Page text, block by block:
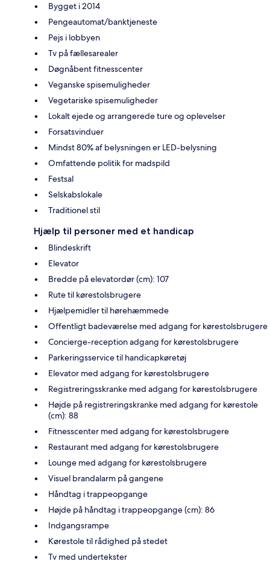
Bygget i 2014
Pengeautomat/banktjeneste
Pejs i lobbyen
Tv på fællesarealer
Døgnåbent fitnesscenter
Veganske spisemuligheder
Vegetariske spisemuligheder
Lokalt ejede og arrangerede ture og oplevelser
Forsatsvinduer
Mindst 80% af belysningen er LED-belysning
Omfattende politik for madspild
Festsal
Selskabslokale
Traditionel stil
Hjælp til personer med et handicap
Blindeskrift
Elevator
Bredde på elevatordør (cm): 107
Rute til kørestolsbrugere
Hjælpemidler til hørehæmmede
Offentligt badeværelse med adgang for kørestolsbrugere
Concierge-reception adgang for kørestolsbrugere
Parkeringsservice til handicapkøretøj
Elevator med adgang for kørestolsbrugere
Registreringsskranke med adgang for kørestolsbrugere
Højde på registreringskranke med adgang for kørestole
(cm): 88
Fitnesscenter med adgang for kørestolsbrugere
Restaurant med adgang for kørestolsbrugere
Lounge med adgang for kørestolsbrugere
Visuel brandalarm på gangene
Håndtag i trappeopgange
Højde på håndtag i trappeopgange (cm): 86
Indgangsrampe
Kørestole til rådighed på stedet
Tv med undertekster